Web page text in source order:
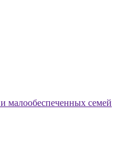
малообеспеченных семей